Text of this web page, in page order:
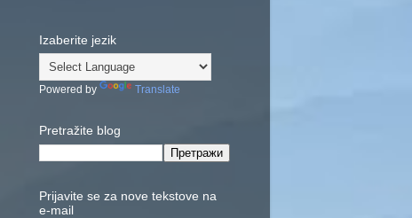
Izaberite jezik
Powered by Translate
Pretražite blog
Prijavite se za nove tekstove na
e-mail